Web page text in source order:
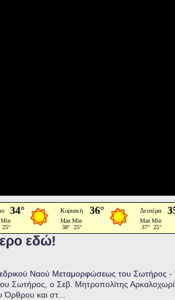
εδώ!
Ναού Μεταμορφώσεως του Σωτήρος -
Σωτήρος, ο Σεβ. Μητροπολίτης
Όρθρου και στ...